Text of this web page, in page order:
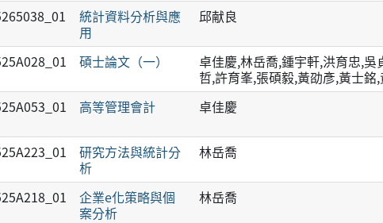
統計資料分析與應
用
邱献良
碩士論文（一）
卓佳慶,林岳喬,鍾宇軒,洪育忠,
哲,許育峯,張碩毅,黃劭彥,黃士銘
高等管理會計 卓佳慶
研究方法與統計分
析
林岳喬
企業e化策略與個
案分析
林岳喬